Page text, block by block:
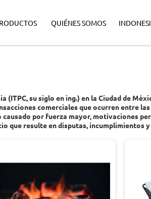
QUIÉNES SOMOS
(ITPC, su siglo en ing.) en la Ciudad de
comerciales que ocurren entre
por fuerza mayor, motivaciones
que resulte en disputas, incumplimientos